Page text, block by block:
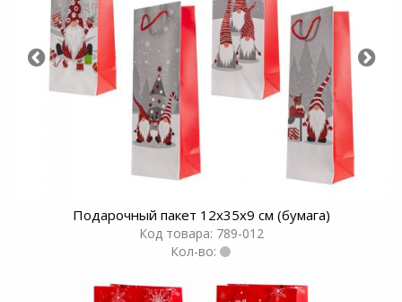
Подарочный пакет 12х35х9 см (бумага)
Код товара: 789-012
Кол-во: